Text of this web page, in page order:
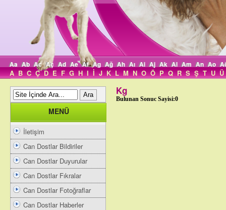
Aa Ab Ac Aç Ad Ae Af Ag Ağ Ah Aı Ai Aj Ak Al Am An Ao
A B C Ç D E F G H I İ J K L M N O Ö P Q R S Ş T U Ü
MENÜ
İletişim
Can Dostlar Bildiriler
Can Dostlar Duyurular
Can Dostlar Fıkralar
Can Dostlar Fotoğraflar
Can Dostlar Haberler
Kg
Bulunan Sonuc Sayisi:0